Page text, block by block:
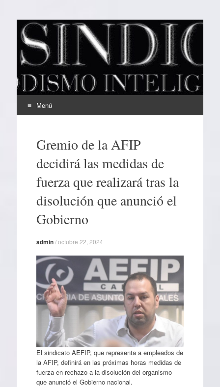
EL SINDICAL
Periodismo Inteligente
Menú
contenidoGremio de la AFIP
decidirá las medidas de
fuerza que realizará tras la
disolución que anunció el
Gobierno
admin/octubre 22, 2024
El sindicato AEFIP, que representa a empleados de
la AFIP, definirá en las próximas horas medidas de
fuerza en rechazo a la disolución del organismo
que anunció el Gobierno nacional.